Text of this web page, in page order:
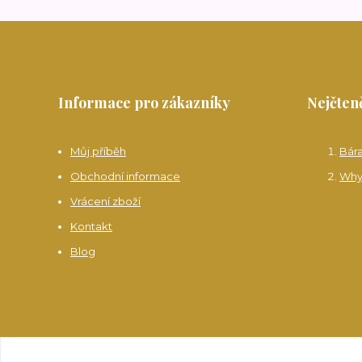
Informace pro zákazníky
Můj příběh
Obchodní informace
Vrácení zboží
Kontakt
Blog